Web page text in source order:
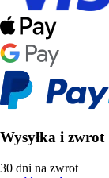
Wysyłka i zwrot
30 dni na zwrot